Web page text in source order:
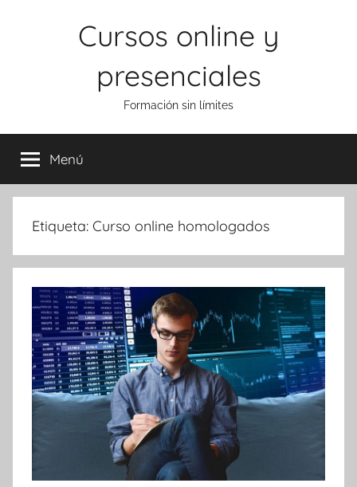
Cursos online y
presenciales
Formación sin límites
Menú
Etiqueta: Curso online homologados